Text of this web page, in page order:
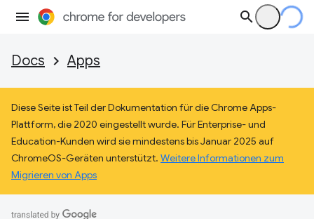
Docs Apps
Diese Seite ist Teil der Dokumentation für die Chrome Apps-
Plattform, die 2020 eingestellt wurde. Für Enterprise- und
Education-Kunden wird sie mindestens bis Januar 2025 auf
ChromeOS-Geräten unterstützt. Weitere Informationen zum
Migrieren von Apps